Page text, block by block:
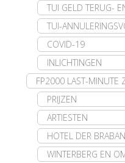
TUI GELD TERUG-
TUI-
COVID-19
INLICHTINGEN
FP2000 LAST-MINUTE
PRIJZEN
ARTIESTEN
HOTEL DER
WINTERBERG EN